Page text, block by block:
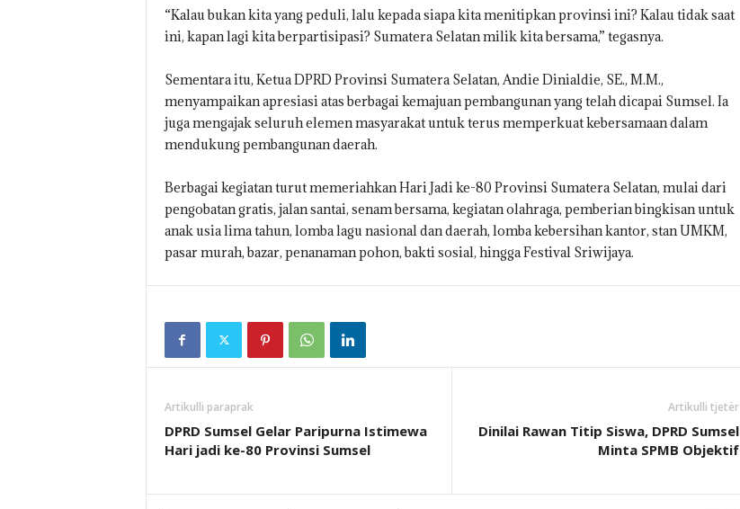
“Kalau bukan kita yang peduli, lalu kepada siapa kita menitipkan provinsi ini? Kalau tidak saat
ini, kapan lagi kita berpartisipasi? Sumatera Selatan milik kita bersama,” tegasnya.
Sementara itu, Ketua DPRD Provinsi Sumatera Selatan, Andie Dinialdie, SE., M.M.,
menyampaikan apresiasi atas berbagai kemajuan pembangunan yang telah dicapai Sumsel. Ia
juga mengajak seluruh elemen masyarakat untuk terus memperkuat kebersamaan dalam
mendukung pembangunan daerah.
Berbagai kegiatan turut memeriahkan Hari Jadi ke-80 Provinsi Sumatera Selatan, mulai dari
pengobatan gratis, jalan santai, senam bersama, kegiatan olahraga, pemberian bingkisan untuk
anak usia lima tahun, lomba lagu nasional dan daerah, lomba kebersihan kantor, stan UMKM,
pasar murah, bazar, penanaman pohon, bakti sosial, hingga Festival Sriwijaya.
Artikulli paraprak
DPRD Sumsel Gelar Paripurna Istimewa
Hari jadi ke-80 Provinsi Sumsel
Artikulli tjetër
Dinilai Rawan Titip Siswa, DPRD Sumsel
Minta SPMB Objektif